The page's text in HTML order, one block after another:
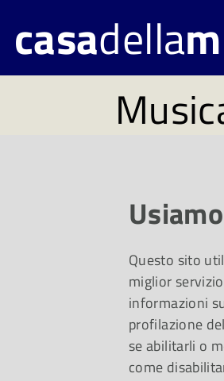
casadella
1
Un
della
Questo sito
miglior
informazioni
profilazione
se abilitarli o
come